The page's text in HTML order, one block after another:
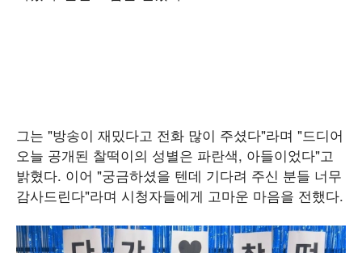
그는 "방송이 재밌다고 전화 많이 주셨다"라며 "드디어
오늘 공개된 찰떡이의 성별은 파란색, 아들이었다"고
밝혔다. 이어 "궁금하셨을 텐데 기다려 주신 분들 너무
감사드린다"라며 시청자들에게 고마운 마음을 전했다.